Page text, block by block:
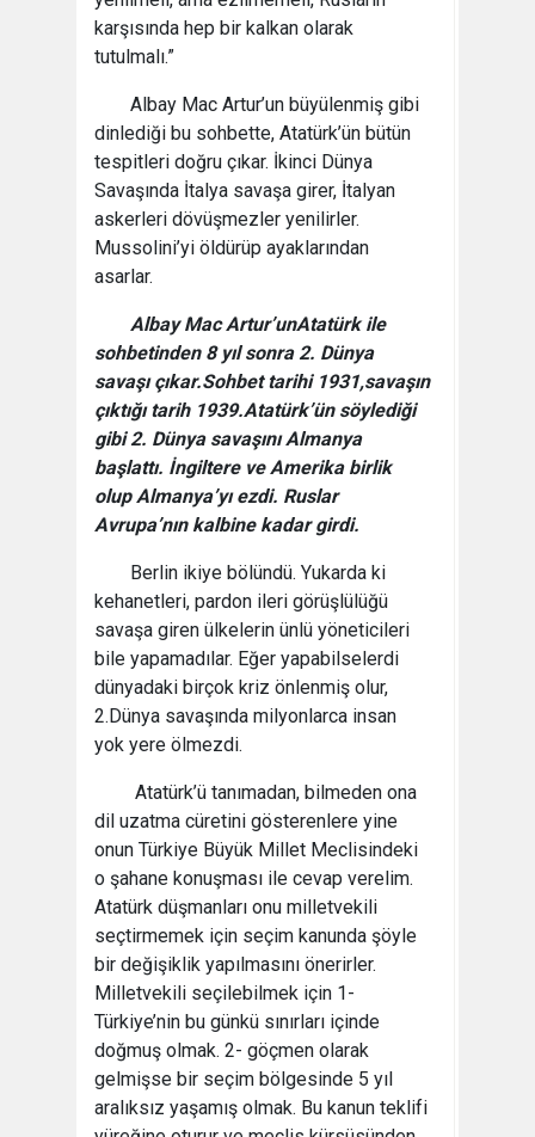
karşısında hep bir kalkan olarak
tutulmalı.”
Albay Mac Artur’un büyülenmiş gibi
dinlediği bu sohbette, Atatürk’ün bütün
tespitleri doğru çıkar. İkinci Dünya
Savaşında İtalya savaşa girer, İtalyan
askerleri dövüşmezler yenilirler.
Mussolini’yi öldürüp ayaklarından
asarlar.
Albay Mac Artur’unAtatürk ile
sohbetinden 8 yıl sonra 2. Dünya
savaşı çıkar.Sohbet tarihi 1931,savaşın
çıktığı tarih 1939.Atatürk’ün söylediği
gibi 2. Dünya savaşını Almanya
başlattı. İngiltere ve Amerika birlik
olup Almanya’yı ezdi. Ruslar
Avrupa’nın kalbine kadar girdi.
Berlin ikiye bölündü. Yukarda ki
kehanetleri, pardon ileri görüşlülüğü
savaşa giren ülkelerin ünlü yöneticileri
bile yapamadılar. Eğer yapabilselerdi
dünyadaki birçok kriz önlenmiş olur,
2.Dünya savaşında milyonlarca insan
yok yere ölmezdi.
Atatürk’ü tanımadan, bilmeden ona
dil uzatma cüretini gösterenlere yine
onun Türkiye Büyük Millet Meclisindeki
o şahane konuşması ile cevap verelim.
Atatürk düşmanları onu milletvekili
seçtirmemek için seçim kanunda şöyle
bir değişiklik yapılmasını önerirler.
Milletvekili seçilebilmek için 1-
Türkiye’nin bu günkü sınırları içinde
doğmuş olmak. 2- göçmen olarak
gelmişse bir seçim bölgesinde 5 yıl
aralıksız yaşamış olmak. Bu kanun teklifi